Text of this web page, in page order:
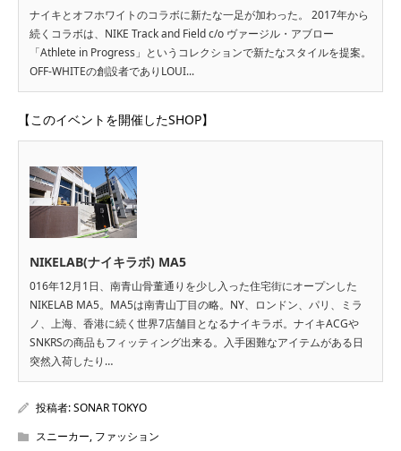
ナイキとオフホワイトのコラボに新たな一足が加わった。 2017年から
続くコラボは、NIKE Track and Field c/o ヴァージル・アブロー
「Athlete in Progress」というコレクションで新たなスタイルを提案。
OFF-WHITEの創設者でありLOUI...
【このイベントを開催したSHOP】
NIKELAB(ナイキラボ) MA5
016年12月1日、南青山骨董通りを少し入った住宅街にオープンした
NIKELAB MA5。MA5は南青山丁目の略。NY、ロンドン、パリ、ミラ
ノ、上海、香港に続く世界7店舗目となるナイキラボ。ナイキACGや
SNKRSの商品もフィッティング出来る。入手困難なアイテムがある日
突然入荷したり…
投稿者:SONAR TOKYO
スニーカー, ファッション